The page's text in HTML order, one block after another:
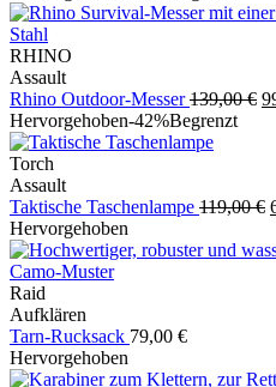
RHINO
Assault
Rhino Outdoor-Messer139,00€
Hervorgehoben-42%Begrenzt
Torch
Assault
Taktische Taschenlampe 119,00€
Hervorgehoben
Raid
Aufklären
Tarn-Rucksack 79,00 €
Hervorgehoben